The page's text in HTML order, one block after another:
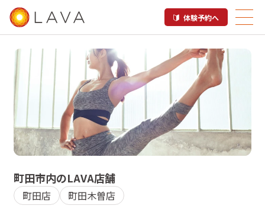
体験予約へ
町田市内のホットヨガスタジオ
LAVA店舗一覧
町田市内のLAVA店舗
町田店 町田木曽店